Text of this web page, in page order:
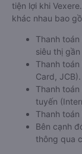
tiện lợi khi
khác nhau bao
Thanh
siêu thị gần
Thanh
Card, JCB).
Thanh
tuyến
Thanh
Bên cạnh
thông qua